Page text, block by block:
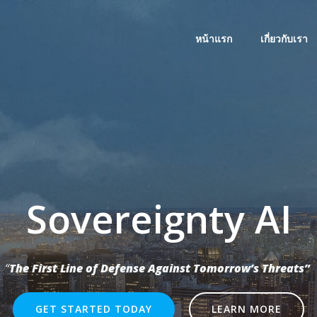
หน้าแรก เกี่ยวกับเรา
Sovereignty AI
“The First Line of Defense Against Tomorrow’s Threats”
GET STARTED TODAY LEARN MORE